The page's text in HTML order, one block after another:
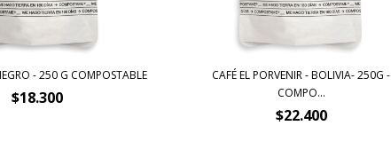
- 250 G COMPOSTABLE
$18.300
CAFÉ EL PORVENIR - BOLIVIA- 250G -
COMPO...
$22.400